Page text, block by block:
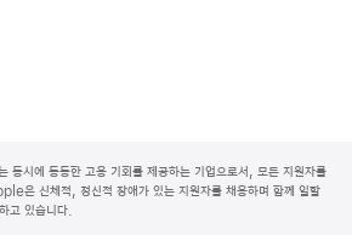
시에 동등한 고용 기회를 제공하는 기업으로서, 모든 지원자를
은 신체적, 정신적 장애가 있는 지원자를 채용하며 함께 일할
고 있습니다.